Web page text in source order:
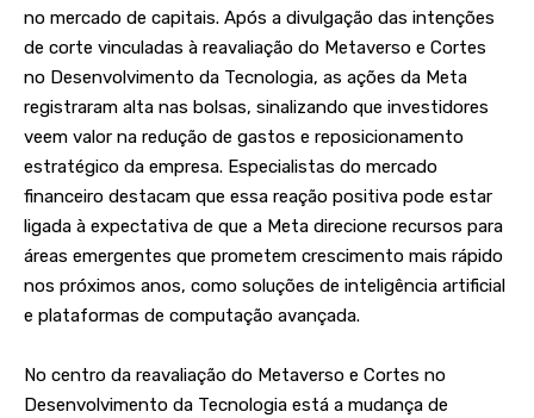
no mercado de capitais. Após a divulgação das intenções
de corte vinculadas à reavaliação do Metaverso e Cortes
no Desenvolvimento da Tecnologia, as ações da Meta
registraram alta nas bolsas, sinalizando que investidores
veem valor na redução de gastos e reposicionamento
estratégico da empresa. Especialistas do mercado
financeiro destacam que essa reação positiva pode estar
ligada à expectativa de que a Meta direcione recursos para
áreas emergentes que prometem crescimento mais rápido
nos próximos anos, como soluções de inteligência artificial
e plataformas de computação avançada.
No centro da reavaliação do Metaverso e Cortes no
Desenvolvimento da Tecnologia está a mudança de